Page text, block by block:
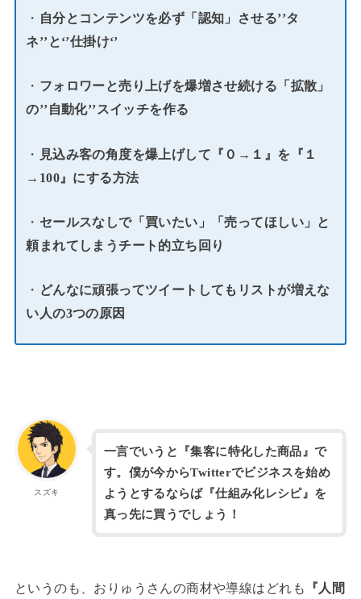
・ 自分とコンテンツを必ず「認知」させる’’タ
ネ’’と‘’仕掛け‘’
・ フォロワーと売り上げを爆増させ続ける「拡散」
の’’自動化’’スイッチを作る
・ 見込み客の角度を爆上げして『０→１』を『１
→100』にする方法
・ セールスなしで「買いたい」「売ってほしい」と
頼まれてしまうチート的立ち回り
・ どんなに頑張ってツイートしてもリストが増えな
い人の3つの原因
スズキ
一言でいうと『集客に特化した商品』で
す。僕が今からTwitterでビジネスを始め
ようとするならば『仕組み化レシピ』を
真っ先に買うでしょう！
というのも、おりゅうさんの商材や導線はどれも 『人間